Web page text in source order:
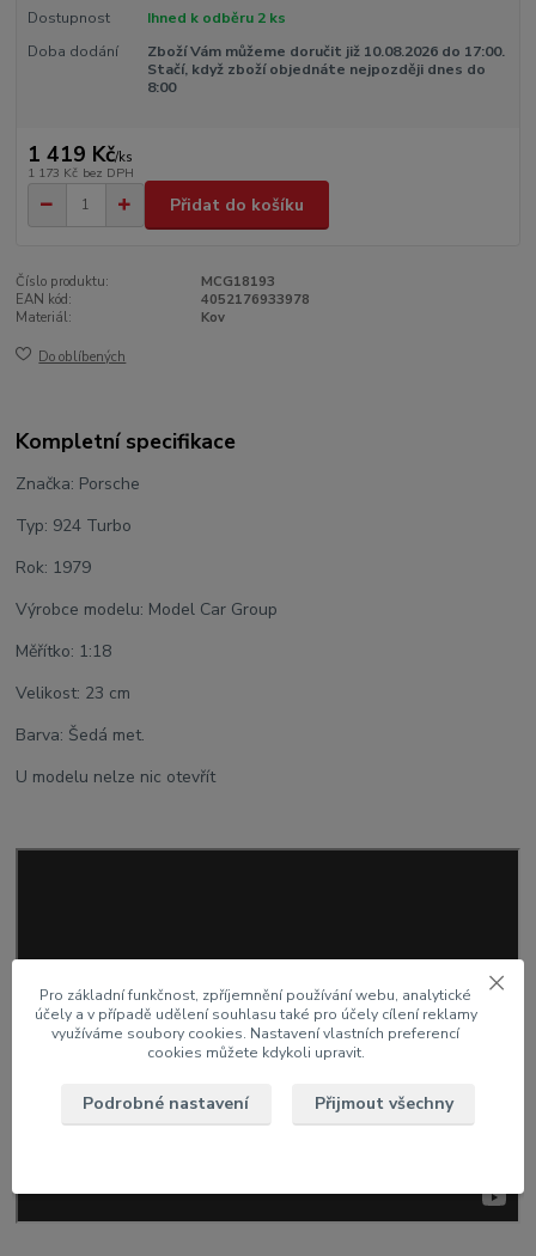
Dostupnost
Ihned k odběru 2 ks
Doba dodání
Zboží Vám můžeme doručit již 10.08.2026 do 17:00.
Stačí, když zboží objednáte nejpozději dnes do
8:00
1 419 Kč/ks
1 173 Kč bez DPH
Přidat do košíku
Číslo produktu:
MCG18193
EAN kód:
4052176933978
Materiál:
Kov
Do oblíbených
Kompletní specifikace
Značka: Porsche
Typ: 924 Turbo
Rok: 1979
Výrobce modelu: Model Car Group
Měřítko: 1:18
Velikost: 23 cm
Barva: Šedá met.
U modelu nelze nic otevřít
Pro základní funkčnost, zpříjemnění používání webu, analytické
účely a v případě udělení souhlasu také pro účely cílení reklamy
využíváme soubory cookies. Nastavení vlastních preferencí
cookies můžete kdykoli upravit.
Podrobné nastavení Přijmout všechny